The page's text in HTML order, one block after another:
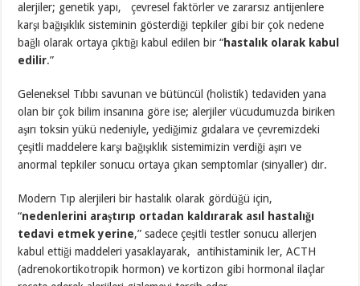
alerjiler; genetik yapı, çevresel faktörler ve zararsız antijenlere
karşı bağışıklık sisteminin gösterdiği tepkiler gibi bir çok nedene
bağlı olarak ortaya çıktığı kabul edilen bir “hastalık olarak kabul
edilir.”
Geleneksel Tıbbı savunan ve bütüncül (holistik) tedaviden yana
olan bir çok bilim insanına göre ise; alerjiler vücudumuzda biriken
aşırı toksin yükü nedeniyle, yediğimiz gıdalara ve çevremizdeki
çeşitli maddelere karşı bağışıklık sistemimizin verdiği aşırı ve
anormal tepkiler sonucu ortaya çıkan semptomlar (sinyaller) dır.
Modern Tıp alerjileri bir hastalık olarak gördüğü için,
“nedenlerini araştırıp ortadan kaldırarak asıl hastalığı
tedavi etmek yerine,” sadece çeşitli testler sonucu allerjen
kabul ettiği maddeleri yasaklayarak, antihistaminik ler, ACTH
(adrenokortikotropik hormon) ve kortizon gibi hormonal ilaçlar